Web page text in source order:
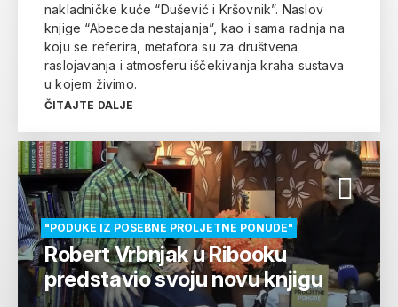
nakladničke kuće “Dušević i Kršovnik”. Naslov
knjige “Abeceda nestajanja”, kao i sama radnja na
koju se referira, metafora su za društvena
raslojavanja i atmosferu iščekivanja kraha sustava
u kojem živimo.
ČITAJTE DALJE
"PODUKE IZ POSEBNE PROLJETNE PONUDE"
Robert Vrbnjak u Ribooku
predstavio svoju novu knjigu